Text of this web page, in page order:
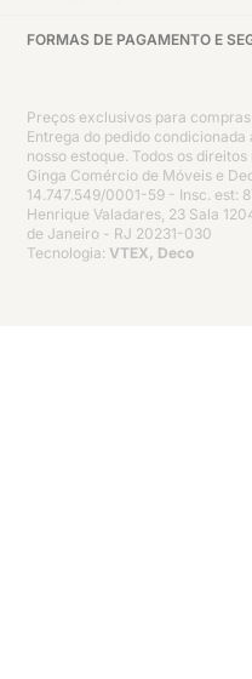
FORMAS DE PAGAMENTO E
Preços exclusivos para
Entrega do pedido condicionada
nosso estoque. Todos os
Ginga Comércio de Móveis e
14.747.549/0001-59 - Insc. est:
Henrique Valadares, 23 Sala
de Janeiro - RJ 20231-030
Tecnologia: VTEX, Deco